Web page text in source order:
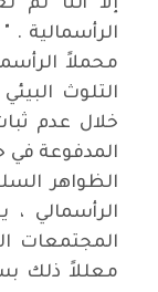
إلا أننا
الرأسمالية
محملاً
التلوث
خلال عدم
المدفوعة في
الظواهر
الرأسمالي
المجتمعات
معللاً ذلك